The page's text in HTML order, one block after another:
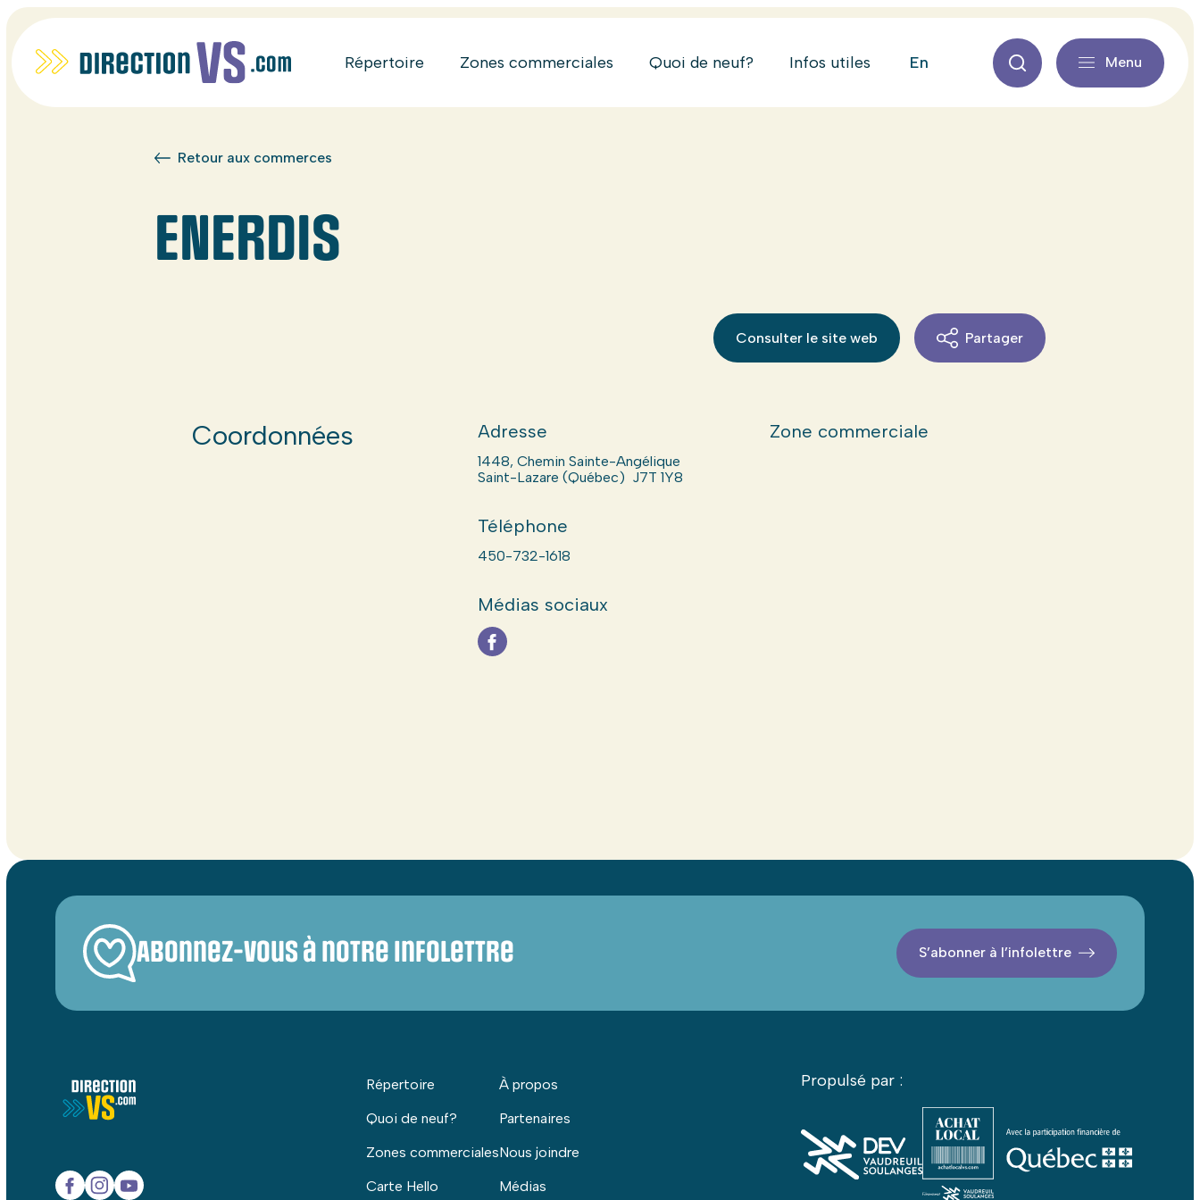
Répertoire Zones commerciales Quoi de neuf? Infos utiles en Menu
Retour aux commerces
ENERDIS
Consulter le site web Partager
Coordonnées Adresse
1448, Chemin Sainte-Angélique
Saint-Lazare (Québec) J7T 1Y8
Téléphone
450-732-1618
Médias sociaux
Zone commerciale
Abonnez-vous à notre infolettre S’abonner à l’infolettre
Répertoire
Quoi de neuf?
Zones commerciales
Carte Hello
À propos
Partenaires
Nous joindre
Médias
Propulsé par :